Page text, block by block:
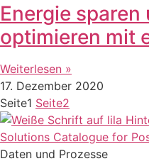
Energie
optimieren mit
Weiterlesen »
17. Dezember 2020
Seite1 Seite2
Daten und Prozesse